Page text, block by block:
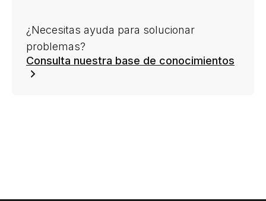
¿Necesitas ayuda para solucionar
problemas?
Consulta nuestra base de conocimientos